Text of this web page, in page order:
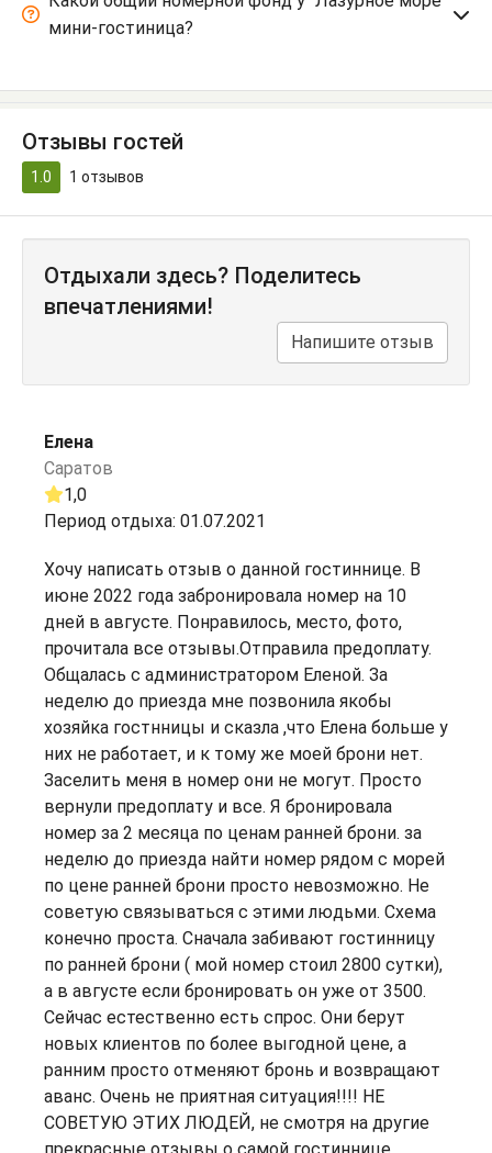
мини-гостиница?
Отзывы гостей
1.0 1 отзывов
Отдыхали здесь? Поделитесь
впечатлениями!
Напишите отзыв
Елена
Саратов
1,0
Период отдыха: 01.07.2021
Хочу написать отзыв о данной гостиннице. В
июне 2022 года забронировала номер на 10
дней в августе. Понравилось, место, фото,
прочитала все отзывы.Отправила предоплату.
Общалась с администратором Еленой. За
неделю до приезда мне позвонила якобы
хозяйка гостнницы и сказла ,что Елена больше у
них не работает, и к тому же моей брони нет.
Заселить меня в номер они не могут. Просто
вернули предоплату и все. Я бронировала
номер за 2 месяца по ценам ранней брони. за
неделю до приезда найти номер рядом с морей
по цене ранней брони просто невозможно. Не
советую связываться с этими людьми. Схема
конечно проста. Сначала забивают гостинницу
по ранней брони ( мой номер стоил 2800 сутки),
а в августе если бронировать он уже от 3500.
Сейчас естественно есть спрос. Они берут
новых клиентов по более выгодной цене, а
ранним просто отменяют бронь и возвращают
аванс. Очень не приятная ситуация!!!! НЕ
СОВЕТУЮ ЭТИХ ЛЮДЕЙ, не смотря на другие